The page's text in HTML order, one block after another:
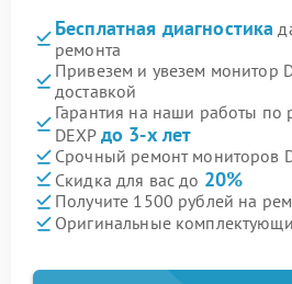
Бесплатная диагностика
ремонта
Привезем и увезем монитор
доставкой
Гарантия на наши работы по
DEXP до 3-х лет
Срочный ремонт мониторов
Скидка для вас до 20%
Получите 1500 рублей на
Оригинальные